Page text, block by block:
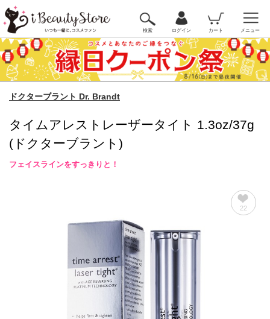
検索 ログイン カート メニュー
ドクターブラント Dr. Brandt
タイムアレストレーザータイト 1.3oz/37g
(ドクターブラント)
フェイスラインをすっきりと！
22